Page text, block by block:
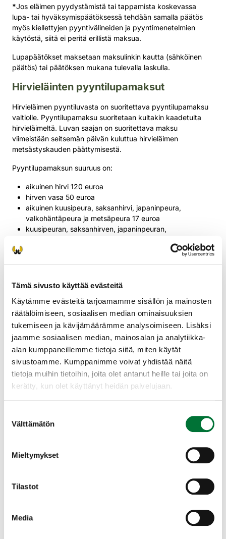
Tämä sivusto käyttää evästeitä
Käytämme evästeitä tarjoamamme sisällön ja mainosten
räätälöimiseen, sosiaalisen median ominaisuuksien
tukemiseen ja kävijämäärämme analysoimiseen. Lisäksi
jaamme sosiaalisen median, mainosalan ja analytiikka-
alan kumppaneillemme tietoja siitä, miten käytät
sivustoamme. Kumppanimme voivat yhdistää näitä
tietoja muihin tietoihin, joita olet antanut heille tai joita on
kerätty, kun olet käyttänyt heidän palvelujaan.
valinta
Välttämätön
Mieltymykset
Tilastot
Media
*Jos eläimen pyydystämistä tai tappamista koskevassa
lupa- tai hyväksymispäätöksessä tehdään samalla päätös
myös kiellettyjen pyyntivälineiden ja pyyntimenetelmien
käytöstä, siitä ei peritä erillistä maksua.
Lupapäätökset maksetaan maksulinkin kautta (sähköinen
päätös) tai päätöksen mukana tulevalla laskulla.
Hirvieläinten pyyntilupamaksut
Hirvieläimen pyyntiluvasta on suoritettava pyyntilupamaksu
valtiolle. Pyyntilupamaksu suoritetaan kultakin kaadetulta
hirvieläimeltä. Luvan saajan on suoritettava maksu
viimeistään seitsemän päivän kuluttua hirvieläimen
metsästyskauden päättymisestä.
Pyyntilupamaksun suuruus on:
aikuinen hirvi 120 euroa
hirven vasa 50 euroa
aikuinen kuusipeura, saksanhirvi, japaninpeura,
valkohäntäpeura ja metsäpeura 17 euroa
kuusipeuran, saksanhirven, japaninpeuran,
Lupahakemusten käsittelyajat
Suomen riistakeskuksen lupahallintoon kuuluvien
lupatyyppien odotettavissa olevat käsittelyajat ovat
seuraavat:
Pyyntiluvat kuukausi
Hirvieläimen pyyntilupa 2 kuukautta
Uusi pyyntilupa viikko
Lupa eräisiin riistanhoidollisiin toimenpiteisiin kuukausi
Poikkeuslupa liikuntarajoitteiselle kuukausi
Luontodirektiivin mukaisten riistanisäkkäiden
poikkeusluvat (ns. vahinkoperusteiset poikkeusluvat)
poikkeusluvat (ns. kannanhoidolliset poikkeusluvat)
kuukausi
Muiden riistanisäkkäiden poikkeusluvat kuukausi
Vierasperäisen eläimen maahantuonti ja luontoon
pyyntivälineitä ja pyyntimenetelmiä koskevasta kiellosta